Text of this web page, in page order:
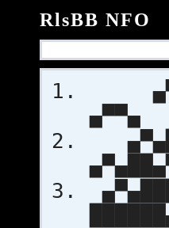
RlsBB NFO